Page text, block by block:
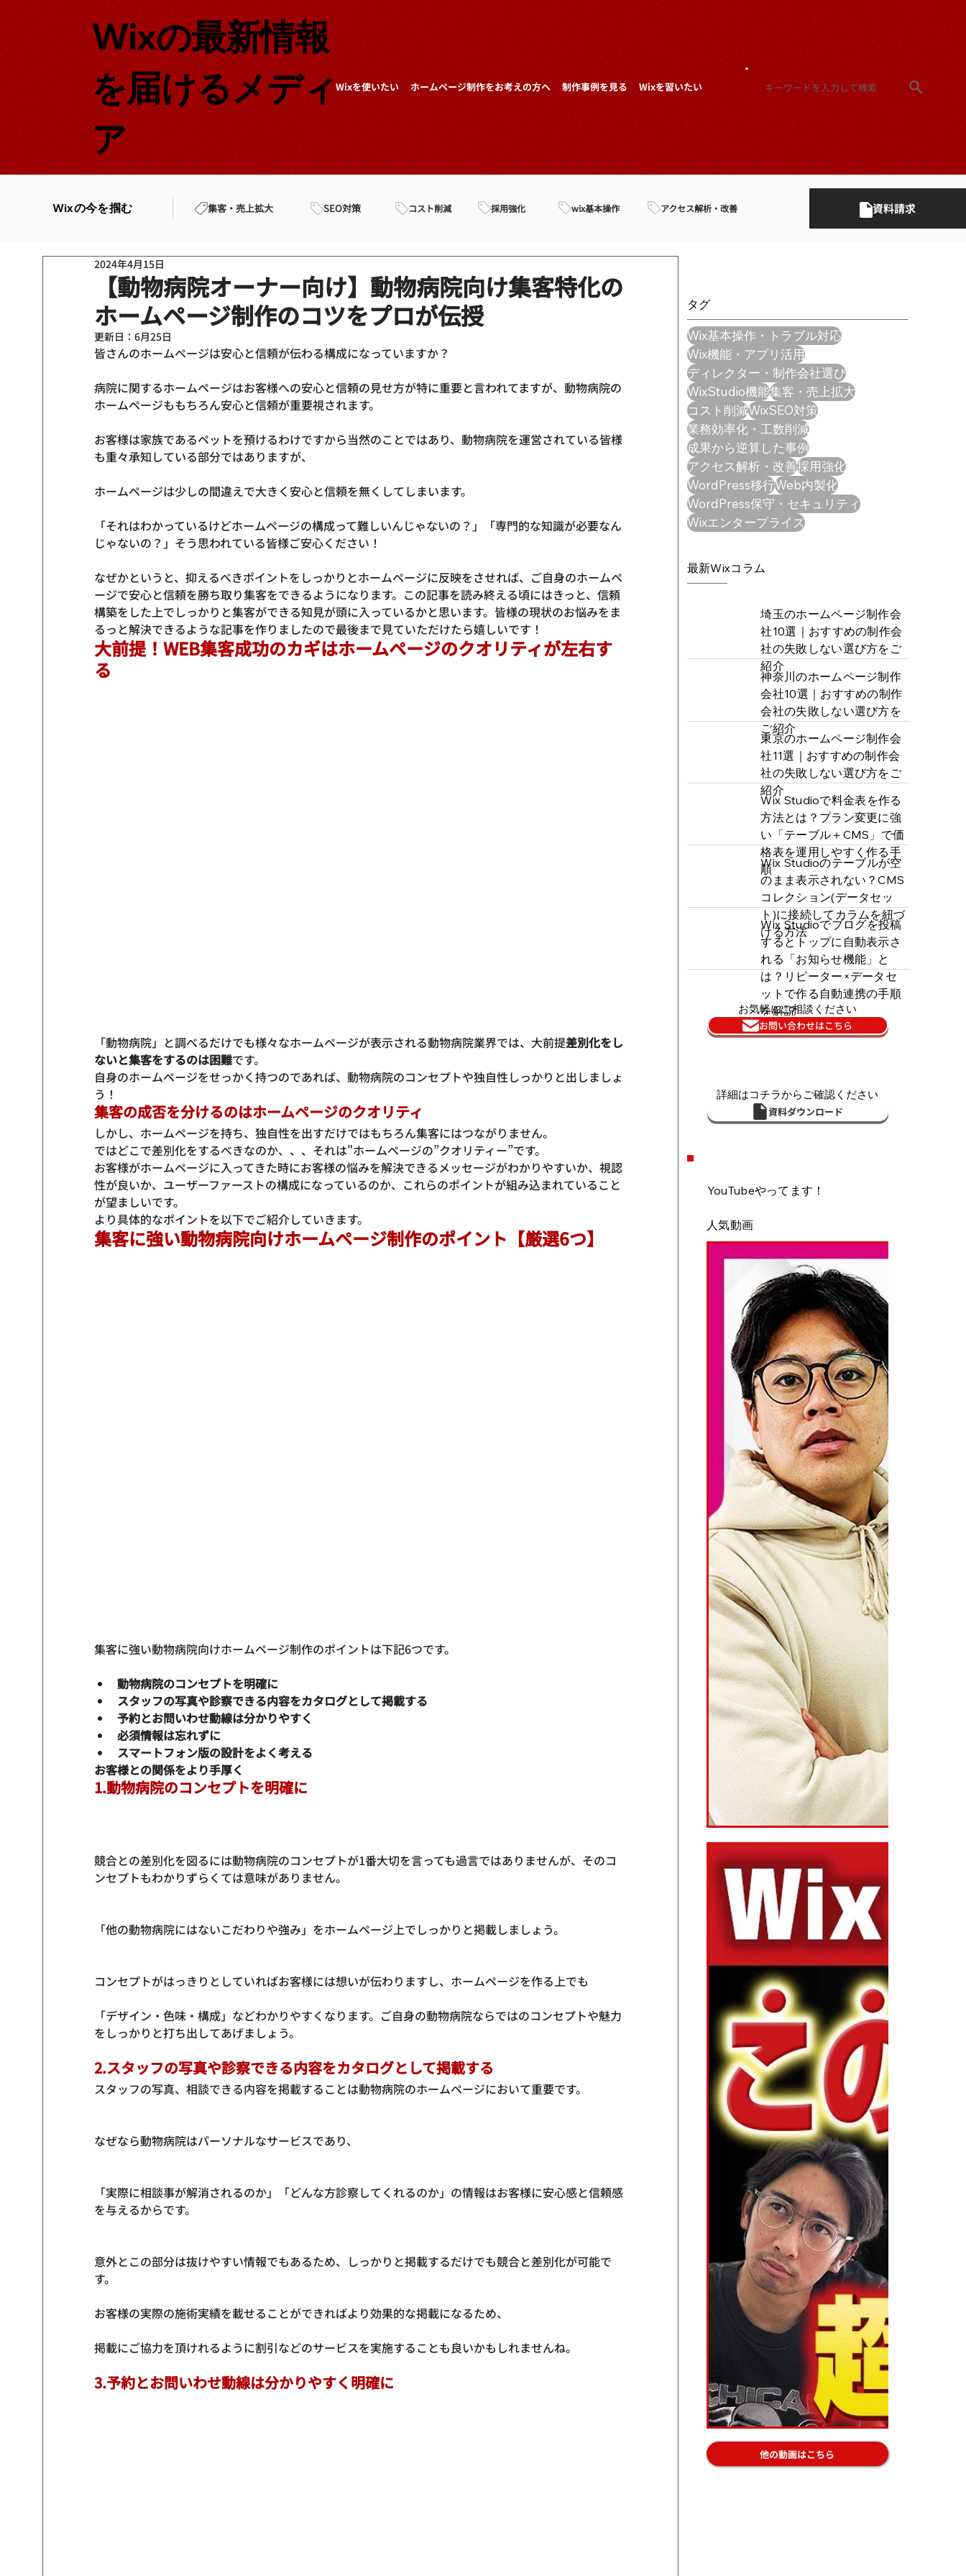
Wixの最新情報
を届けるメディ
ア
Wixを使いたい ホームページ制作をお考えの方へ 制作事例を見る Wixを習いたい
Wixの今を掴む 集客・売上拡大 SEO対策 コスト削減 採用強化 wix基本操作 アクセス解析・改善 資料請求
タグ
Wix基本操作・トラブル対応
Wix機能・アプリ活用
ディレクター・制作会社選び
WixStudio機能集客・売上拡大
コスト削減WixSEO対策
業務効率化・工数削減
成果から逆算した事例
アクセス解析・改善採用強化
WordPress移行Web内製化
WordPress保守・セキュリティ
Wixエンタープライズ
最新Wixコラム
埼玉のホームページ制作会
社10選｜おすすめの制作会
社の失敗しない選び方をご
紹介
神奈川のホームページ制作
会社10選｜おすすめの制作
会社の失敗しない選び方を
ご紹介
東京のホームページ制作会
社11選｜おすすめの制作会
社の失敗しない選び方をご
紹介
Wix Studioで料金表を作る
方法とは？プラン変更に強
い「テーブル＋CMS」で価
格表を運用しやすく作る手
順
Wix Studioのテーブルが空
のまま表示されない？CMS
コレクション(データセッ
ト)に接続してカラムを紐づ
ける方法
Wix Studioでブログを投稿
するとトップに自動表示さ
れる「お知らせ機能」と
は？リピーター×データセ
ットで作る自動連携の手順
を解説
お気軽にご相談ください
お問い合わせはこちら
詳細はコチラからご確認ください
資料ダウンロード
YouTubeやってます！
人気動画
他の動画はこちら
【動物病院オーナー向け】動物病院向け集客特化の
ホームページ制作のコツをプロが伝授
2024年4月15日
更新日：6月25日
皆さんのホームページは安心と信頼が伝わる構成になっていますか？
病院に関するホームページはお客様への安心と信頼の見せ方が特に重要と言われてますが、動物病院の
ホームページももちろん安心と信頼が重要視されます。
お客様は家族であるペットを預けるわけですから当然のことではあり、動物病院を運営されている皆様
も重々承知している部分ではありますが、
ホームページは少しの間違えで大きく安心と信頼を無くしてしまいます。
「それはわかっているけどホームページの構成って難しいんじゃないの？」「専門的な知識が必要なん
じゃないの？」そう思われている皆様ご安心ください！
なぜかというと、抑えるべきポイントをしっかりとホームページに反映をさせれば、ご自身のホームペ
ージで安心と信頼を勝ち取り集客をできるようになります。 この記事を読み終える頃にはきっと、信頼
構築をした上でしっかりと集客ができる知見が頭に入っているかと思います。皆様の現状のお悩みをま
るっと解決できるような記事を作りましたので最後まで見ていただけたら嬉しいです！
大前提！WEB集客成功のカギはホームページのクオリティが左右す
る
「動物病院」と調べるだけでも様々なホームページが表示される動物病院業界では、 大前提差別化をし
ないと集客をするのは困難です。
自身のホームページをせっかく持つのであれば、動物病院のコンセプトや独自性しっかりと出しましょ
う！
集客の成否を分けるのはホームページのクオリティ
しかし、ホームページを持ち、独自性を出すだけではもちろん集客にはつながりません。
ではどこで差別化をするべきなのか、、、それは"ホームページの”クオリティー”です。
お客様がホームページに入ってきた時にお客様の悩みを解決できるメッセージがわかりやすいか、視認
性が良いか、 ユーザーファーストの構成になっているのか、これらのポイントが組み込まれていること
が望ましいです。
より具体的なポイントを以下でご紹介していきます。
集客に強い動物病院向けホームページ制作のポイント【厳選6つ】
動物病院のコンセプトを明確に
スタッフの写真や診察できる内容をカタログとして掲載する
予約とお問いわせ動線は分かりやすく
必須情報は忘れずに
スマートフォン版の設計をよく考える
お客様との関係をより手厚く
1.動物病院のコンセプトを明確に
競合との差別化を図るには動物病院のコンセプトが1番大切を言っても過言ではありませんが、そのコ
ンセプトもわかりずらくては意味がありません。
「他の動物病院にはないこだわりや強み」をホームページ上でしっかりと掲載しましょう。
コンセプトがはっきりとしていればお客様には想いが伝わりますし、ホームページを作る上でも
「デザイン・色味・構成」などわかりやすくなります。ご自身の動物病院ならではのコンセプトや魅力
2.スタッフの写真や診察できる内容をカタログとして掲載する
スタッフの写真、相談できる内容を掲載することは動物病院のホームページにおいて重要です。
なぜなら動物病院はパーソナルなサービスであり、
「実際に相談事が解消されるのか」「どんな方診察してくれるのか」の情報はお客様に安心感と信頼感
を与えるからです。
意外とこの部分は抜けやすい情報でもあるため、しっかりと掲載するだけでも競合と差別化が可能で
す。
お客様の実際の施術実績を載せることができればより効果的な掲載になるため、
3.予約とお問いわせ動線は分かりやすく明確に